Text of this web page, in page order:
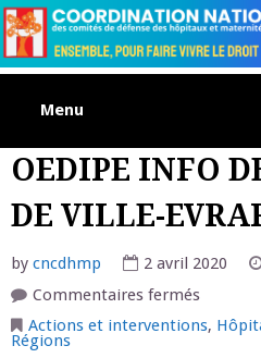
Skip
to
content
Menu
OEDIPE INFO
DE VILLE-
by cncdhmp 2 avril 2020
Commentaires ferméssur
INFO
DE
Actions et interventions,
Régions